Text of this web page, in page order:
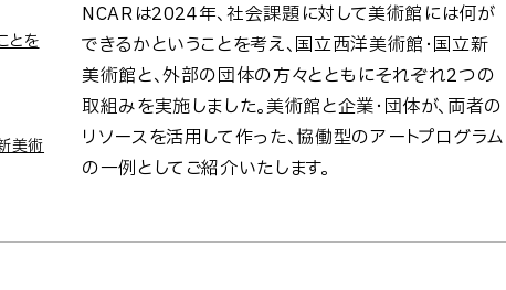
NCARは2024年、社会課題に対して美術館には何が
できるかということを考え、国立西洋美術館・国立新
美術館と、外部の団体の方々とともにそれぞれ2つの
取組みを実施しました。美術館と企業・団体が、両者の
リソースを活用して作った、協働型のアートプログラム
の一例としてご紹介いたします。
とを
美術